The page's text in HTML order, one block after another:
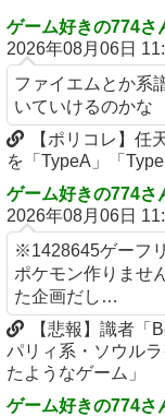
ゲーム好きの774さ
2026年08月06日
ファイエムとか系
いていけるのかな
【ポリコレ】任
を「TypeA」「
ゲーム好きの774さ
2026年08月06日
※1428645ゲーフ
ポケモン作りませ
た企画だし…
【悲報】識者「
パリィ系・ソウル
たようなゲーム」
ゲーム好きの774さ